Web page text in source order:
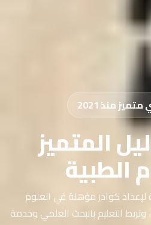
منذ 2021
المتميز
الطبية
لإعداد كوادر مؤهلة في العلوم
التعليم بالبحث العلمي وخدمة